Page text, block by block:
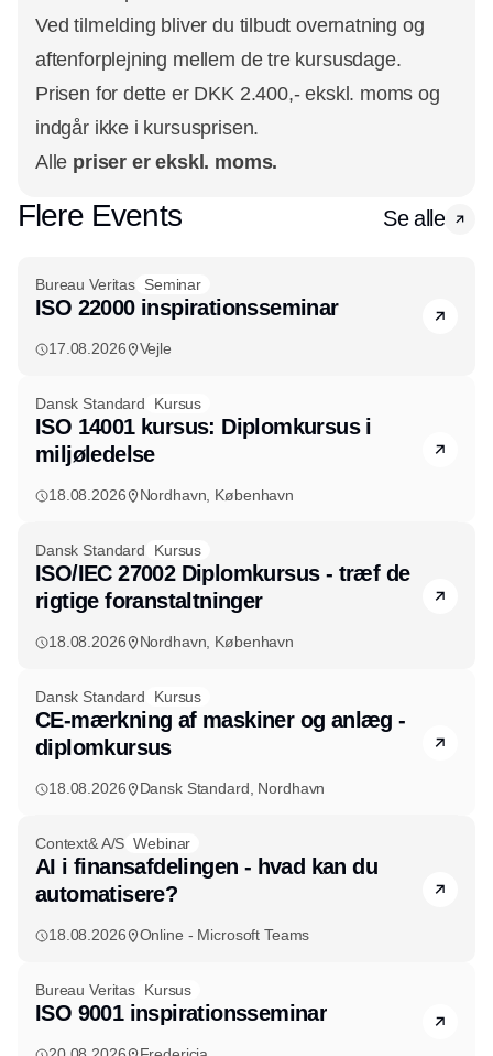
Ved tilmelding bliver du tilbudt overnatning og
aftenforplejning mellem de tre kursusdage.
Prisen for dette er DKK 2.400,- ekskl. moms og
indgår ikke i kursusprisen.
Alle priser er ekskl. moms.
Flere Events Se alle
Bureau Veritas Seminar
ISO 22000 inspirationsseminar
17.08.2026 Vejle
Dansk Standard Kursus
ISO 14001 kursus: Diplomkursus i
miljøledelse
18.08.2026 Nordhavn, København
Dansk Standard Kursus
ISO/IEC 27002 Diplomkursus - træf de
rigtige foranstaltninger
18.08.2026 Nordhavn, København
Dansk Standard Kursus
CE-mærkning af maskiner og anlæg -
diplomkursus
18.08.2026 Dansk Standard, Nordhavn
Context& A/S Webinar
AI i finansafdelingen - hvad kan du
automatisere?
18.08.2026 Online - Microsoft Teams
Bureau Veritas Kursus
ISO 9001 inspirationsseminar